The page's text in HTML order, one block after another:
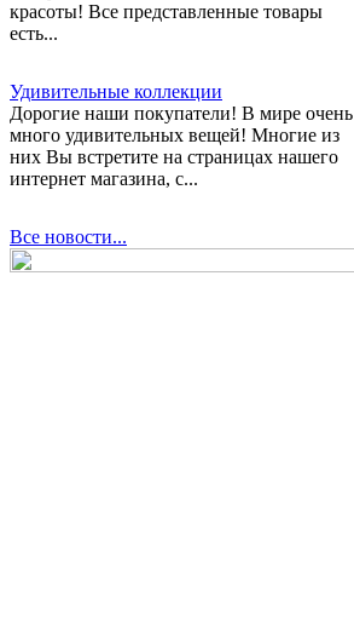
красоты! Все представленные товары
есть...
Удивительные коллекции
Дорогие наши покупатели! В мире очень
много удивительных вещей! Многие из
них Вы встретите на страницах нашего
интернет магазина, с...
Все новости...